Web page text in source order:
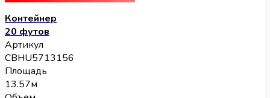
Контейнер
20 футов
Артикул
CBHU5713156
Площадь
13.57м